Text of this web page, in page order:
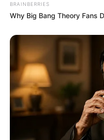
BRAINBERRIES
Why Big Bang Theory Fans